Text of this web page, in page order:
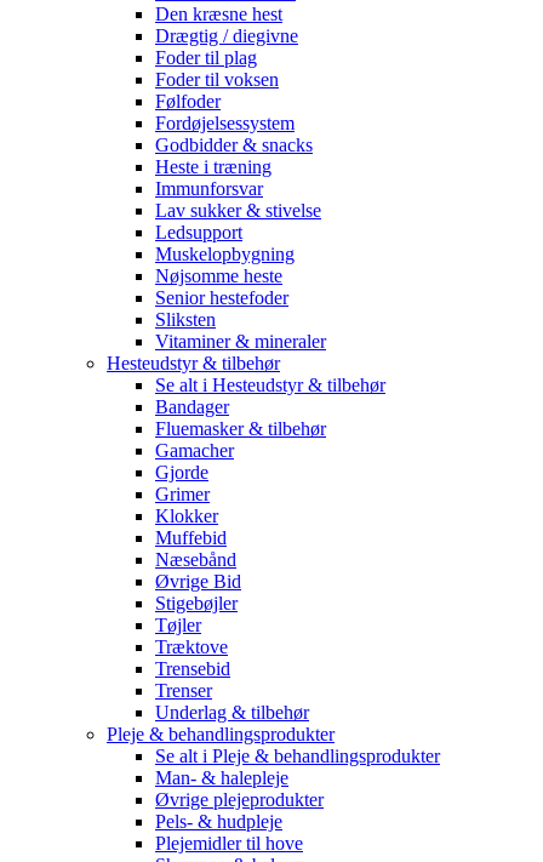
Den kræsne hest
Drægtig / diegivne
Foder til plag
Foder til voksen
Følfoder
Fordøjelsessystem
Godbidder & snacks
Heste i træning
Immunforsvar
Lav sukker & stivelse
Ledsupport
Muskelopbygning
Nøjsomme heste
Senior hestefoder
Sliksten
Vitaminer & mineraler
Hesteudstyr & tilbehør
Se alt i Hesteudstyr & tilbehør
Bandager
Fluemasker & tilbehør
Gamacher
Gjorde
Grimer
Klokker
Muffebid
Næsebånd
Øvrige Bid
Stigebøjler
Tøjler
Træktove
Trensebid
Trenser
Underlag & tilbehør
Pleje & behandlingsprodukter
Se alt i Pleje & behandlingsprodukter
Man- & halepleje
Øvrige plejeprodukter
Pels- & hudpleje
Plejemidler til hove